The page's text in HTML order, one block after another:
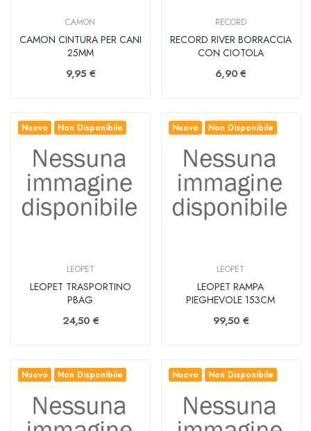
CAMON
CAMON CINTURA PER CANI
25MM
9,95 €
RECORD
RECORD RIVER BORRACCIA
CON CIOTOLA
6,90 €
Nuovo Non Disponibile
LEOPET
LEOPET TRASPORTINO
PBAG
24,50 €
Nuovo Non Disponibile
LEOPET
LEOPET RAMPA
PIEGHEVOLE 153CM
99,50 €
Nuovo Non Disponibile Nuovo Non Disponibile